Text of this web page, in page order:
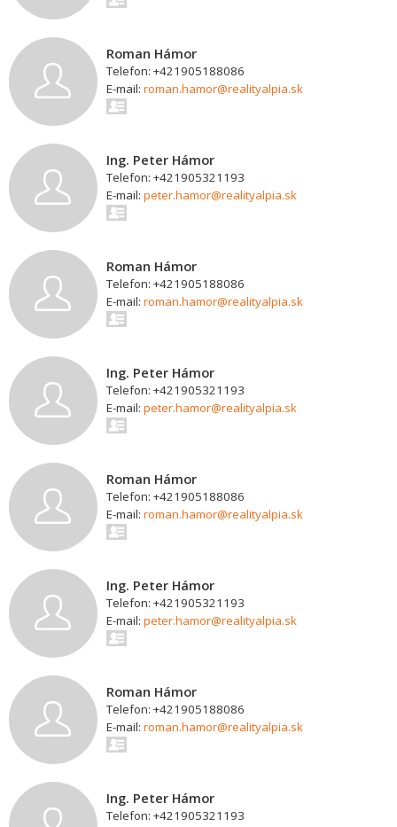
Roman Hámor
Telefon: +421905188086
E-mail: roman.hamor@realityalpia.sk
Ing. Peter Hámor
Telefon: +421905321193
E-mail: peter.hamor@realityalpia.sk
Roman Hámor
Telefon: +421905188086
E-mail: roman.hamor@realityalpia.sk
Ing. Peter Hámor
Telefon: +421905321193
E-mail: peter.hamor@realityalpia.sk
Roman Hámor
Telefon: +421905188086
E-mail: roman.hamor@realityalpia.sk
Ing. Peter Hámor
Telefon: +421905321193
E-mail: peter.hamor@realityalpia.sk
Roman Hámor
Telefon: +421905188086
E-mail: roman.hamor@realityalpia.sk
Ing. Peter Hámor
Telefon: +421905321193